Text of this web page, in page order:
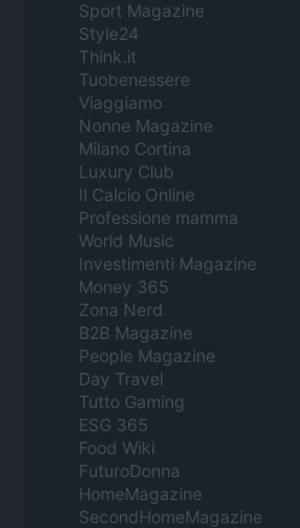
Sport Magazine
Style24
Think.it
Tuobenessere
Viaggiamo
Nonne Magazine
Milano Cortina
Luxury Club
Il Calcio Online
Professione mamma
World Music
Investimenti Magazine
Money 365
Zona Nerd
B2B Magazine
People Magazine
Day Travel
Tutto Gaming
ESG 365
Food Wiki
FuturoDonna
HomeMagazine
SecondHomeMagazine